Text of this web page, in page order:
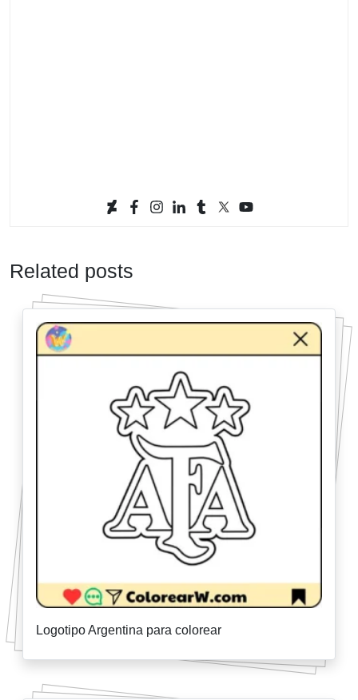
Related posts
Logotipo Argentina para colorear